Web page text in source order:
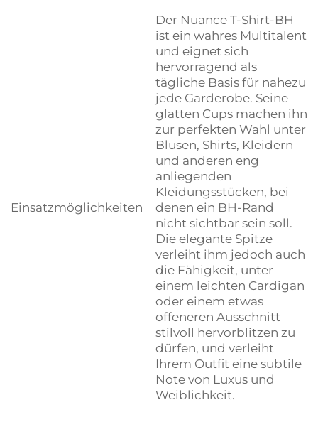
Einsatzmöglichkeiten
Der Nuance T-Shirt-BH
ist ein wahres Multitalent
und eignet sich
hervorragend als
tägliche Basis für nahezu
jede Garderobe. Seine
glatten Cups machen ihn
zur perfekten Wahl unter
Blusen, Shirts, Kleidern
und anderen eng
anliegenden
Kleidungsstücken, bei
denen ein BH-Rand
nicht sichtbar sein soll.
Die elegante Spitze
verleiht ihm jedoch auch
die Fähigkeit, unter
einem leichten Cardigan
oder einem etwas
offeneren Ausschnitt
stilvoll hervorblitzen zu
dürfen, und verleiht
Ihrem Outfit eine subtile
Note von Luxus und
Weiblichkeit.